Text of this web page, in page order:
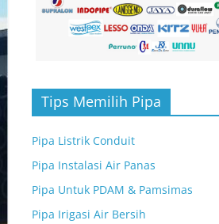
Tips Memilih Pipa
Pipa Listrik Conduit
Pipa Instalasi Air Panas
Pipa Untuk PDAM & Pamsimas
Pipa Irigasi Air Bersih